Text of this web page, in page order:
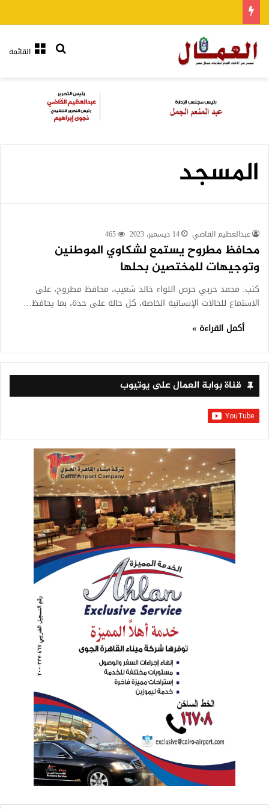
القائمةبحث عن
المسجد
عبدالعظيم القاضي 14 ديسمبر، 2023 465
محافظ مطروح يستمع لشكاوي الموطنين
وتوجيهات للمختصين بحلها
كتب: محمد حربي حرص اللواء خالد شعيب، محافظ مطروح، على
الاستماع للحالات الإنسانية الخاصة، كل حالة على حدة، بما يحافظ…
أكمل القراءة »
قناة بوابة العمال على يوتيوب